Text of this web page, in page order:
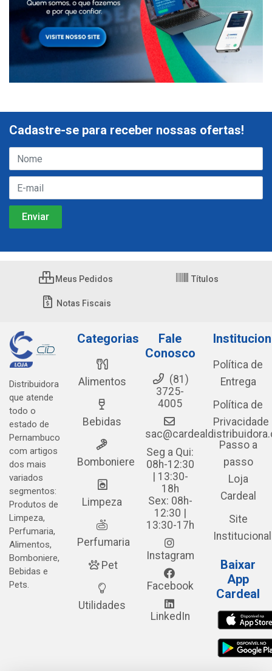
Cadastre-se para receber nossas ofertas!
Meus Pedidos Títulos
Notas Fiscais
Distribuidora
que atende
todo o
estado de
Pernambuco
com artigos
dos mais
variados
segmentos:
Produtos de
Limpeza,
Perfumaria,
Alimentos,
Bomboniere,
Bebidas e
Pets.
Categorias
Alimentos
Bebidas
Bomboniere
Limpeza
Perfumaria
Pet
Utilidades
Fale
Conosco
(81)
3725-
4005
Seg a Qui:
08h-12:30
| 13:30-
18h
Sex: 08h-
12:30 |
13:30-17h
Instagram
Facebook
LinkedIn
Política de
Entrega
Política de
Privacidade
Passo a
passo
Loja
Cardeal
Site
Institucional
Baixar
App
Cardeal